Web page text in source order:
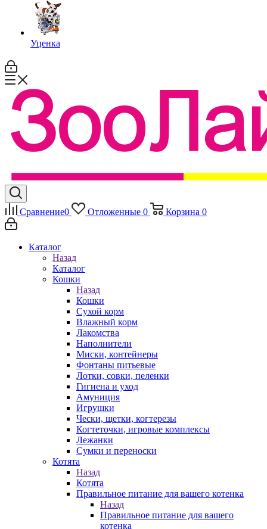
Уценка
Сравнение0 Отложенные 0 Корзина 0
Каталог
Назад
Каталог
Кошки
Назад
Кошки
Сухой корм
Влажный корм
Лакомства
Наполнители
Миски, контейнеры
Фонтаны питьевые
Лотки, совки, пеленки
Гигиена и уход
Амуниция
Игрушки
Чески, щетки, когтерезы
Когтеточки, игровые комплексы
Лежанки
Сумки и переноски
Котята
Назад
Котята
Правильное питание для вашего котенка
Назад
Правильное питание для вашего
котенка